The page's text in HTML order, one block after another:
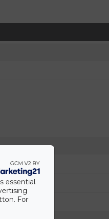
essential.
For